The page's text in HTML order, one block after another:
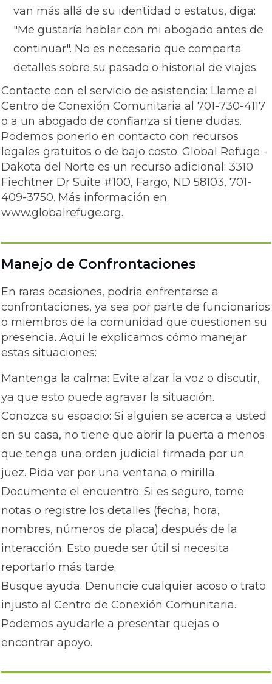
van más allá de su identidad o estatus, diga:
"Me gustaría hablar con mi abogado antes de
continuar". No es necesario que comparta
detalles sobre su pasado o historial de viajes.
Contacte con el servicio de asistencia: Llame al
Centro de Conexión Comunitaria al 701-730-4117
o a un abogado de confianza si tiene dudas.
Podemos ponerlo en contacto con recursos
legales gratuitos o de bajo costo. Global Refuge -
Dakota del Norte es un recurso adicional: 3310
Fiechtner Dr Suite #100, Fargo, ND 58103, 701-
409-3750. Más información en
www.globalrefuge.org.
Manejo de Confrontaciones
En raras ocasiones, podría enfrentarse a
confrontaciones, ya sea por parte de funcionarios
o miembros de la comunidad que cuestionen su
presencia. Aquí le explicamos cómo manejar
estas situaciones:
Mantenga la calma: Evite alzar la voz o discutir,
ya que esto puede agravar la situación.
Conozca su espacio: Si alguien se acerca a usted
en su casa, no tiene que abrir la puerta a menos
que tenga una orden judicial firmada por un
juez. Pida ver por una ventana o mirilla.
Documente el encuentro: Si es seguro, tome
notas o registre los detalles (fecha, hora,
nombres, números de placa) después de la
interacción. Esto puede ser útil si necesita
reportarlo más tarde.
Busque ayuda: Denuncie cualquier acoso o trato
injusto al Centro de Conexión Comunitaria.
Podemos ayudarle a presentar quejas o
encontrar apoyo.